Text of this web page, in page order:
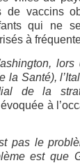
de vaccins
qui ne
à
lors
la Santé),
de la
à
pas le
est que